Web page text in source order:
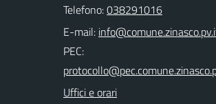
Telefono:038291016
E-mail:
PEC:
Uffici e orari